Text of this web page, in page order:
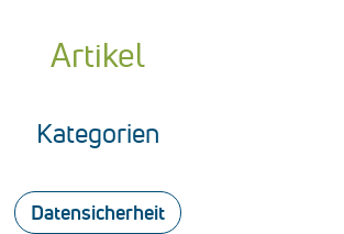
Artikel
Kategorien
Datensicherheit